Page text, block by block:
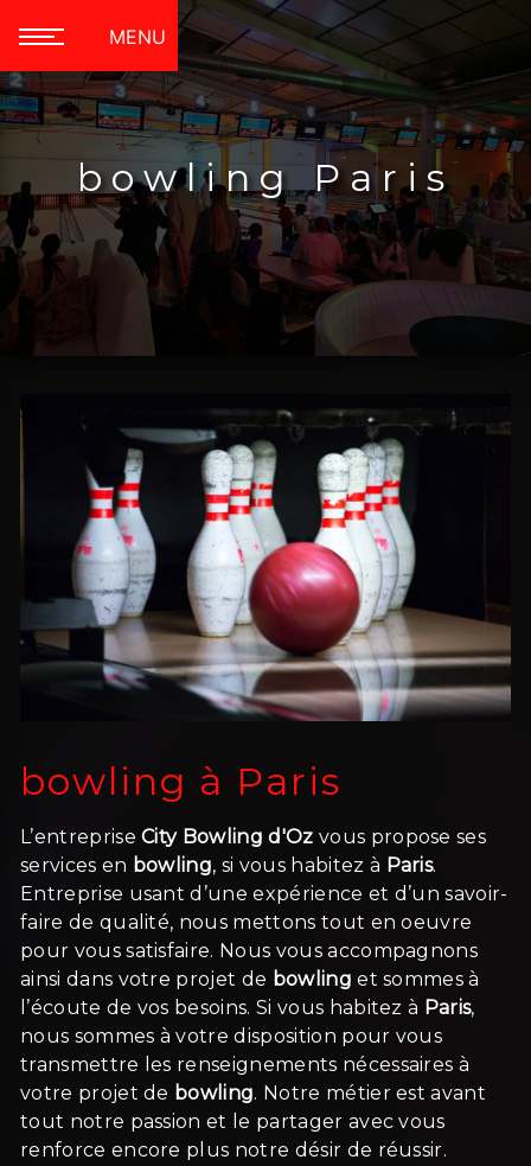
MENU
bowling Paris
bowling à Paris
L’entrepriseCity Bowling d'Oz vous propose ses
services en bowling, si vous habitez à Paris.
Entreprise usant d’une expérience et d’un savoir-
faire de qualité, nous mettons tout en oeuvre
pour vous satisfaire. Nous vous accompagnons
ainsi dans votre projet de bowling et sommes à
l’écoute de vos besoins. Si vous habitez à Paris,
nous sommes à votre disposition pour vous
transmettre les renseignements nécessaires à
votre projet de bowling. Notre métier est avant
tout notre passion et le partager avec vous
renforce encore plus notre désir de réussir.
Panneau de gestion des cookies